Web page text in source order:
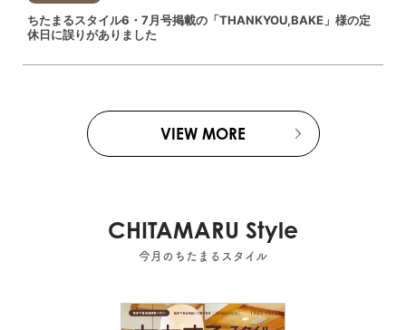
ちたまるスタイル6・7月号掲載の「THANKYOU,BAKE」様の定
休日に誤りがありました
VIEW MORE
CHITAMARU Style
今月のちたまるスタイル